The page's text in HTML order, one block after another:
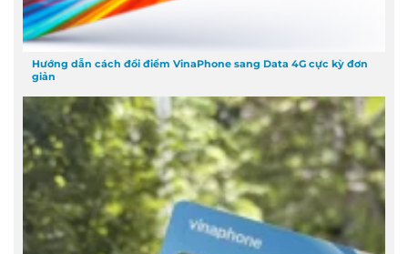
Hướng dẫn cách đổi điểm VinaPhone sang Data 4G cực kỳ đơn
giản